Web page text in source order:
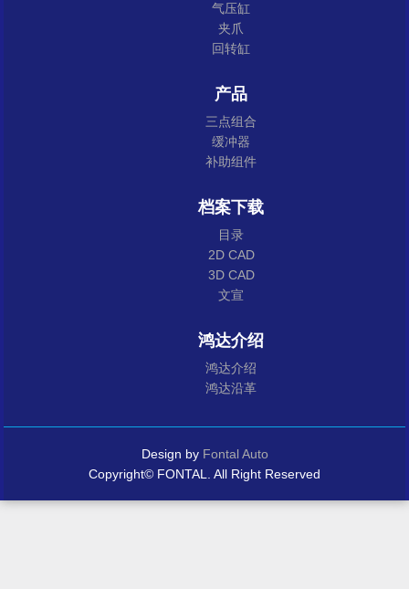
气压缸
夹爪
回转缸
产品
三点组合
缓冲器
补助组件
档案下载
目录
2D CAD
3D CAD
文宣
鸿达介绍
鸿达介绍
鸿达沿革
Design by Fontal Auto
Copyright© FONTAL. All Right Reserved